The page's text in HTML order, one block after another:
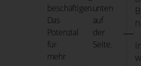
beschäftigen.
Das
Potenzial
für
mehr
unten
auf
der
Seite.